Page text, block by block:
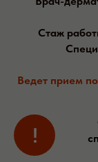
Стаж
Ведет прием
!